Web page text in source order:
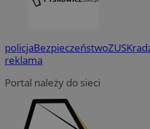
policjaBezpieczeństwoZUS
reklama
Portal należy do sieci